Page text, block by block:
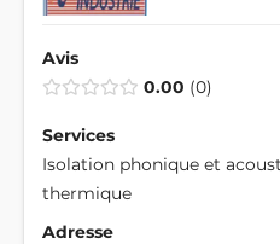
Avis
0.00 0
Services
Isolation phonique et
thermique
Adresse